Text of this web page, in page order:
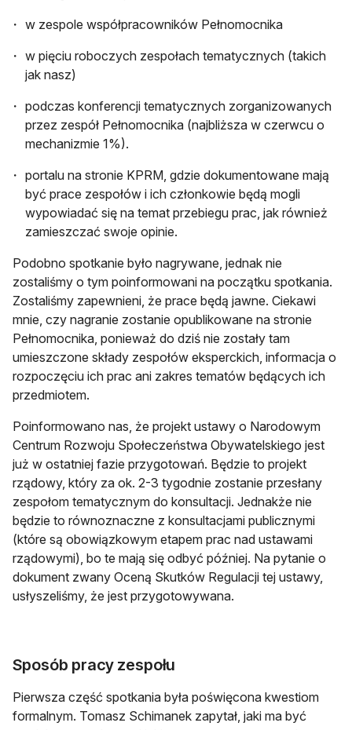
w zespole współpracowników Pełnomocnika
w pięciu roboczych zespołach tematycznych (takich
jak nasz)
podczas konferencji tematycznych zorganizowanych
przez zespół Pełnomocnika (najbliższa w czerwcu o
mechanizmie 1%).
portalu na stronie KPRM, gdzie dokumentowane mają
być prace zespołów i ich członkowie będą mogli
wypowiadać się na temat przebiegu prac, jak również
zamieszczać swoje opinie.
Podobno spotkanie było nagrywane, jednak nie
zostaliśmy o tym poinformowani na początku spotkania.
Zostaliśmy zapewnieni, że prace będą jawne. Ciekawi
mnie, czy nagranie zostanie opublikowane na stronie
Pełnomocnika, ponieważ do dziś nie zostały tam
umieszczone składy zespołów eksperckich, informacja o
rozpoczęciu ich prac ani zakres tematów będących ich
przedmiotem.
Poinformowano nas, że projekt ustawy o Narodowym
Centrum Rozwoju Społeczeństwa Obywatelskiego jest
już w ostatniej fazie przygotowań. Będzie to projekt
rządowy, który za ok. 2-3 tygodnie zostanie przesłany
zespołom tematycznym do konsultacji. Jednakże nie
będzie to równoznaczne z konsultacjami publicznymi
(które są obowiązkowym etapem prac nad ustawami
rządowymi), bo te mają się odbyć później. Na pytanie o
dokument zwany Oceną Skutków Regulacji tej ustawy,
usłyszeliśmy, że jest przygotowywana.
Sposób pracy zespołu
Pierwsza część spotkania była poświęcona kwestiom
formalnym. Tomasz Schimanek zapytał, jaki ma być